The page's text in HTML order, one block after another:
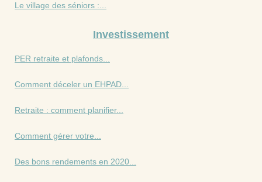
Le village des séniors :...
Investissement
PER retraite et plafonds...
Comment déceler un EHPAD...
Retraite : comment planifier...
Comment gérer votre...
Des bons rendements en 2020...